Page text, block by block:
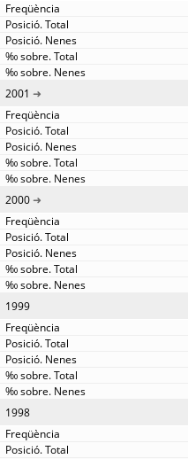
2001
2000
1999
1998